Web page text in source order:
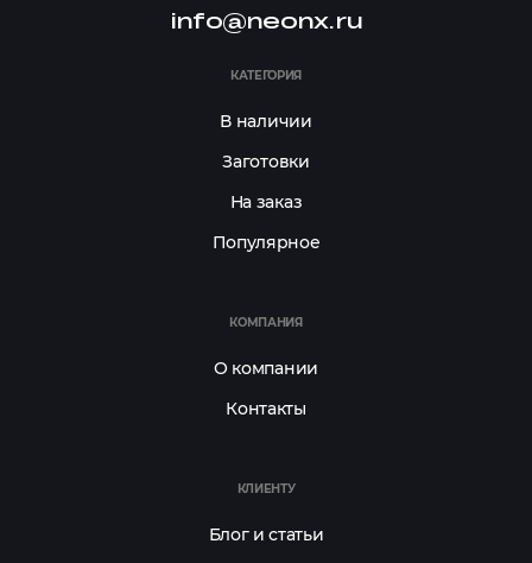
info@neonx.ru
КАТЕГОРИЯ
В наличии
Заготовки
На заказ
Популярное
КОМПАНИЯ
О компании
Контакты
КЛИЕНТУ
Блог и статьи